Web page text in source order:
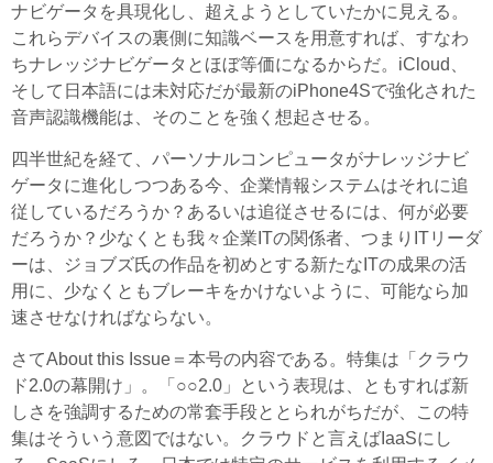
ナビゲータを具現化し、超えようとしていたかに見える。
これらデバイスの裏側に知識ベースを用意すれば、すなわ
ちナレッジナビゲータとほぼ等価になるからだ。iCloud、
そして日本語には未対応だが最新のiPhone4Sで強化された
音声認識機能は、そのことを強く想起させる。
四半世紀を経て、パーソナルコンピュータがナレッジナビ
ゲータに進化しつつある今、企業情報システムはそれに追
従しているだろうか？あるいは追従させるには、何が必要
だろうか？少なくとも我々企業ITの関係者、つまりITリーダ
ーは、ジョブズ氏の作品を初めとする新たなITの成果の活
用に、少なくともブレーキをかけないように、可能なら加
速させなければならない。
さてAbout this Issue＝本号の内容である。特集は「クラウ
ド2.0の幕開け」。「○○2.0」という表現は、ともすれば新
しさを強調するための常套手段ととられがちだが、この特
集はそういう意図ではない。クラウドと言えばIaaSにし